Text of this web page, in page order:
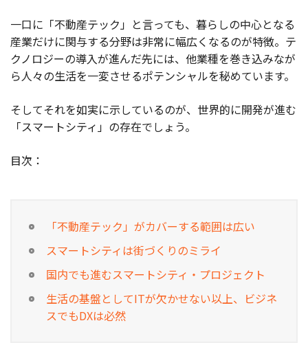
一口に「不動産テック」と言っても、暮らしの中心となる
産業だけに関与する分野は非常に幅広くなるのが特徴。テ
クノロジーの導入が進んだ先には、他業種を巻き込みなが
ら人々の生活を一変させるポテンシャルを秘めています。
そしてそれを如実に示しているのが、世界的に開発が進む
「スマートシティ」の存在でしょう。
目次：
「不動産テック」がカバーする範囲は広い
スマートシティは街づくりのミライ
国内でも進むスマートシティ・プロジェクト
生活の基盤としてITが欠かせない以上、ビジネ
スでもDXは必然